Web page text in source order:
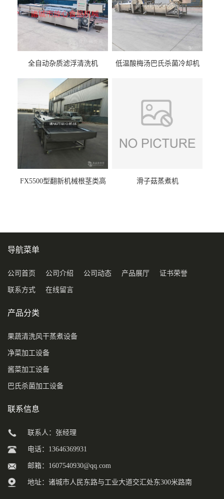
全自动杂质滤浮清洗机 低温酸梅汤巴氏杀菌冷却机
FX5500型翻新机械根茎类高
滑子菇蒸煮机
导航菜单
公司首页 公司介绍 公司动态 产品展厅 证书荣誉
联系方式 在线留言
产品分类
果蔬清洗风干蒸煮设备
净菜加工设备
酱菜加工设备
巴氏杀菌加工设备
联系信息
联系人：张经理
电话：13646369931
邮箱： 1607540930@qq.com
地址：诸城市人民东路与工业大道交汇处东300米路南